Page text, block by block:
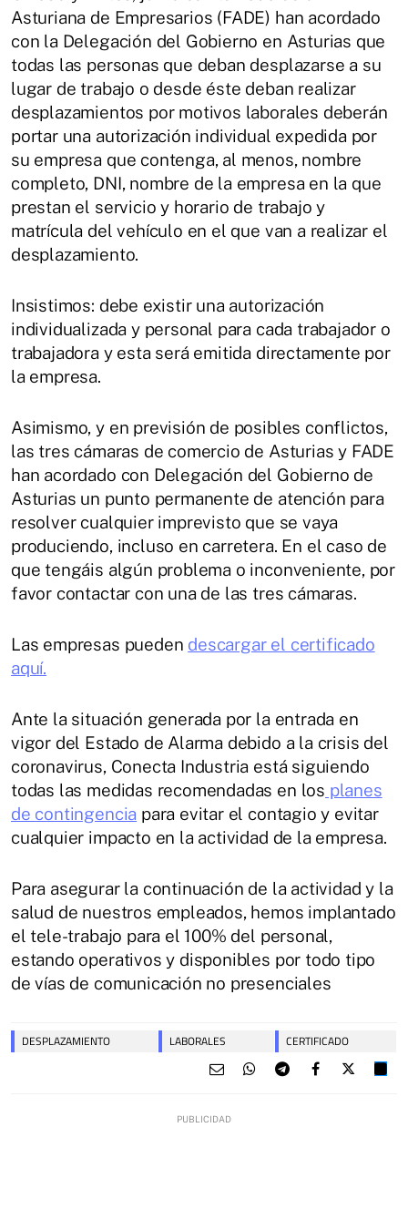
Asturiana de Empresarios (FADE) han acordado
con la Delegación del Gobierno en Asturias que
todas las personas que deban desplazarse a su
lugar de trabajo o desde éste deban realizar
desplazamientos por motivos laborales deberán
portar una autorización individual expedida por
su empresa que contenga, al menos, nombre
completo, DNI, nombre de la empresa en la que
prestan el servicio y horario de trabajo y
matrícula del vehículo en el que van a realizar el
desplazamiento.
Insistimos: debe existir una autorización
individualizada y personal para cada trabajador o
trabajadora y esta será emitida directamente por
la empresa.
Asimismo, y en previsión de posibles conflictos,
las tres cámaras de comercio de Asturias y FADE
han acordado con Delegación del Gobierno de
Asturias un punto permanente de atención para
resolver cualquier imprevisto que se vaya
produciendo, incluso en carretera. En el caso de
que tengáis algún problema o inconveniente, por
favor contactar con una de las tres cámaras.
Las empresas pueden descargar el certificado
aquí.
Ante la situación generada por la entrada en
vigor del Estado de Alarma debido a la crisis del
coronavirus, Conecta Industria está siguiendo
todas las medidas recomendadas en los planes
de contingencia para evitar el contagio y evitar
cualquier impacto en la actividad de la empresa.
Para asegurar la continuación de la actividad y la
salud de nuestros empleados, hemos implantado
el tele-trabajo para el 100% del personal,
estando operativos y disponibles por todo tipo
de vías de comunicación no presenciales
DESPLAZAMIENTO LABORALES CERTIFICADO